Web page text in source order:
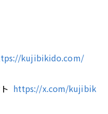
kujibikido.com/
https://x.com/kujibik